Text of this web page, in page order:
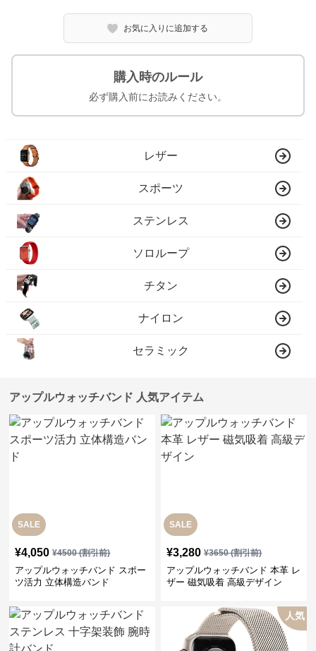
お気に入りに追加する
購入時のルール
必ず購入前にお読みください。
レザー
スポーツ
ステンレス
ソロループ
チタン
ナイロン
セラミック
アップルウォッチバンド 人気アイテム
SALE
¥4,050 ¥4500(割引前)
アップルウォッチバンド スポー
ツ活力 立体構造バンド
SALE
¥3,280 ¥3650(割引前)
アップルウォッチバンド 本革 レ
ザー 磁気吸着 高級デザイン
人気